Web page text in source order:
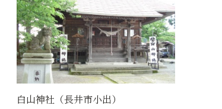
白山神社（長井市小出）